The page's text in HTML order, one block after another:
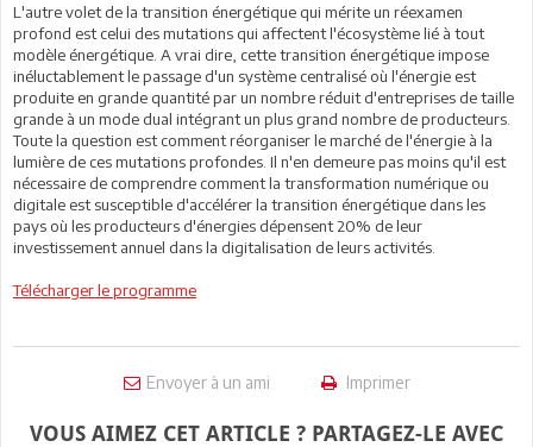
L'autre volet de la transition énergétique qui mérite un réexamen
profond est celui des mutations qui affectent l'écosystème lié à tout
modèle énergétique. A vrai dire, cette transition énergétique impose
inéluctablement le passage d'un système centralisé où l'énergie est
produite en grande quantité par un nombre réduit d'entreprises de taille
grande à un mode dual intégrant un plus grand nombre de producteurs.
Toute la question est comment réorganiser le marché de l'énergie à la
lumière de ces mutations profondes. Il n'en demeure pas moins qu'il est
nécessaire de comprendre comment la transformation numérique ou
digitale est susceptible d'accélérer la transition énergétique dans les
pays où les producteurs d'énergies dépensent 20% de leur
investissement annuel dans la digitalisation de leurs activités.
Télécharger le programme
Envoyer à un ami Imprimer
VOUS AIMEZ CET ARTICLE ? PARTAGEZ-LE AVEC